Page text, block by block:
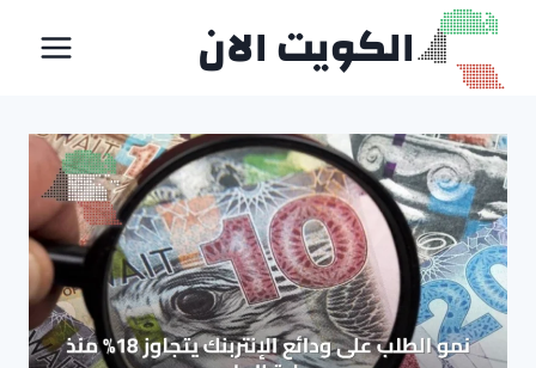
التجاوز
المحتوى
الكويت الان